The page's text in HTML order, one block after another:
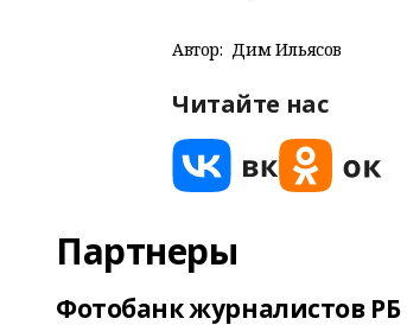
Автор: Дим Ильясов
Читайте нас
Партнеры
Фотобанк журналистов РБ